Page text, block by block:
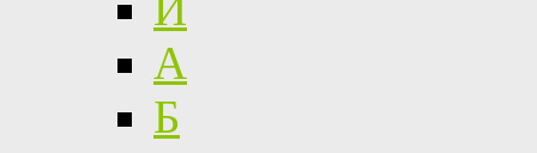
А
Б